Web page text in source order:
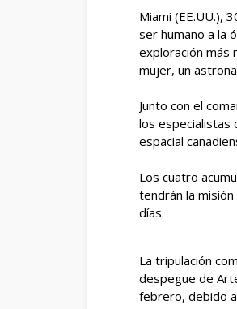
Miami (EE.UU.),
ser humano a la
exploración más
mujer, un
Junto con el
los especialistas
espacial
Los cuatro
tendrán la
días.
La tripulación
despegue de
febrero, debido